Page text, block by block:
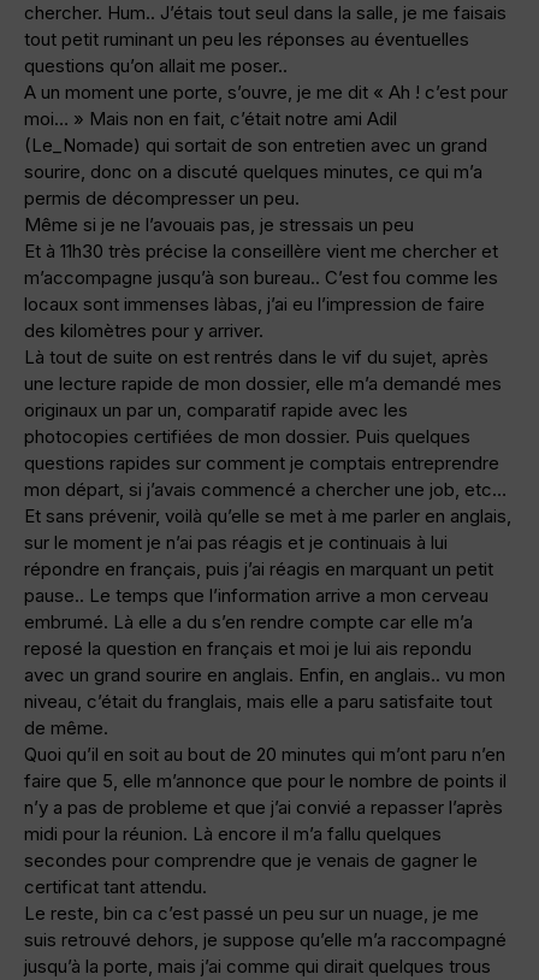
chercher. Hum.. J’étais tout seul dans la salle, je me faisais
tout petit ruminant un peu les réponses au éventuelles
questions qu’on allait me poser..
A un moment une porte, s’ouvre, je me dit « Ah ! c’est pour
moi… » Mais non en fait, c’était notre ami Adil
(Le_Nomade) qui sortait de son entretien avec un grand
sourire, donc on a discuté quelques minutes, ce qui m’a
permis de décompresser un peu.
Même si je ne l’avouais pas, je stressais un peu
Et à 11h30 très précise la conseillère vient me chercher et
m’accompagne jusqu’à son bureau.. C’est fou comme les
locaux sont immenses làbas, j’ai eu l’impression de faire
des kilomètres pour y arriver.
Là tout de suite on est rentrés dans le vif du sujet, après
une lecture rapide de mon dossier, elle m’a demandé mes
originaux un par un, comparatif rapide avec les
photocopies certifiées de mon dossier. Puis quelques
questions rapides sur comment je comptais entreprendre
mon départ, si j’avais commencé a chercher une job, etc…
Et sans prévenir, voilà qu’elle se met à me parler en anglais,
sur le moment je n’ai pas réagis et je continuais à lui
répondre en français, puis j’ai réagis en marquant un petit
pause.. Le temps que l’information arrive a mon cerveau
embrumé. Là elle a du s’en rendre compte car elle m’a
reposé la question en français et moi je lui ais repondu
avec un grand sourire en anglais. Enfin, en anglais.. vu mon
niveau, c’était du franglais, mais elle a paru satisfaite tout
de même.
Quoi qu’il en soit au bout de 20 minutes qui m’ont paru n’en
faire que 5, elle m’annonce que pour le nombre de points il
n’y a pas de probleme et que j’ai convié a repasser l’après
midi pour la réunion. Là encore il m’a fallu quelques
secondes pour comprendre que je venais de gagner le
certificat tant attendu.
Le reste, bin ca c’est passé un peu sur un nuage, je me
suis retrouvé dehors, je suppose qu’elle m’a raccompagné
jusqu’à la porte, mais j’ai comme qui dirait quelques trous